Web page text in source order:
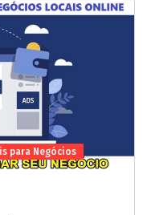
para Negócios